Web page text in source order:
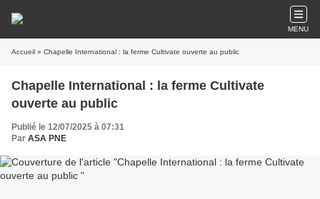
MENU
Accueil » Chapelle International : la ferme Cultivate ouverte au public
Chapelle International : la ferme Cultivate
ouverte au public
Publié le 12/07/2025 à 07:31
Par ASA PNE